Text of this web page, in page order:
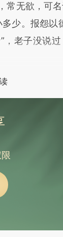
常无欲，可
少。报怨以
，老子没说